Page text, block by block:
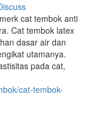
cat tembok anti
Cat tembok latex
dasar air dan
utamanya.
pada cat,
cat-tembok-